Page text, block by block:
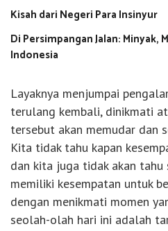
Kisah dari Negeri Para Insinyur
Di Persimpangan Jalan: Minyak,
Indonesia
Layaknya menjumpai
terulang kembali, dinikmati
tersebut akan memudar dan
Kita tidak tahu kapan
dan kita juga tidak akan tahu
memiliki kesempatan untuk
dengan menikmati momen
seolah-olah hari ini adalah